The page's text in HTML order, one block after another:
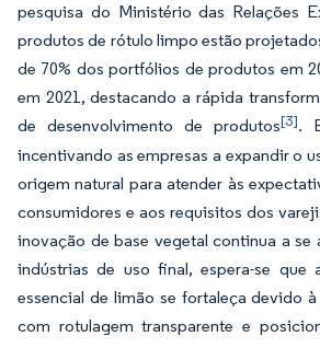
pesquisa do Ministério das Relações
produtos de rótulo limpo estão
de 70% dos portfólios de produtos em
em 2021, destacando a rápida
de desenvolvimento de produtos[3].
incentivando as empresas a expandir o
origem natural para atender às
consumidores e aos requisitos dos
inovação de base vegetal continua a se
indústrias de uso final, espera-se que
essencial de limão se fortaleça devido
com rotulagem transparente e